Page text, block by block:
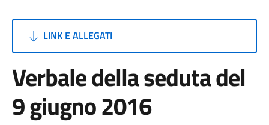
LINK E ALLEGATI
Verbale della seduta del
9 giugno 2016